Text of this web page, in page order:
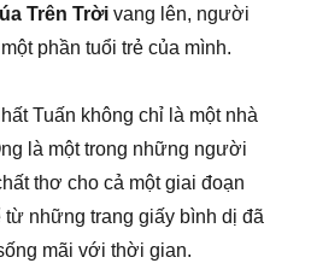
Trên Trời vang lên, người
phần tuổi trẻ của mình.
Tuấn không chỉ là một nhà
là một trong những người
thơ cho cả một giai đoạn
từ những trang giấy bình dị đã
mãi với thời gian.